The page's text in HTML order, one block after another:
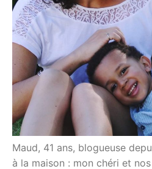
Maud, 41 ans, blogueuse
à la maison : mon chéri et